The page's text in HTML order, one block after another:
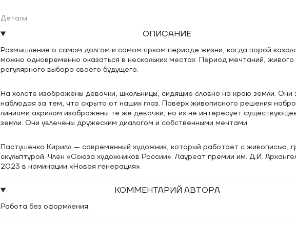
Детали
ОПИСАНИЕ
Размышление о самом долгом и самом ярком периоде жизни, когда порой
можно одновременно оказаться в нескольких местах. Период мечтаний,
регулярного выбора своего будущего.
На холсте изображены девочки, школьницы, сидящие словно на краю земли. Они
наблюдая за тем, что скрыто от наших глаз. Поверх живописного решения
линиями акрилом изображены те же девочки, но их не интересует
земли. Они увлечены дружеским диалогом и собственными мечтами.
Пастушенко Кирилл — современный художник, который работает с живописью,
скульптурой. Член «Союза художников России». Лауреат премии им. Д.И.
2023 в номинации «Новая генерация».
КОММЕНТАРИЙ АВТОРА
Работа без оформления.